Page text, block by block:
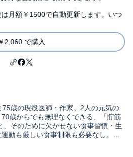
月額￥1500で自動更新します。いつ
2,060 で購入
歳の現役医師・作家。2人の元気の
歳からでも無理なくできる、「貯筋
そのために欠かせない食事習慣・生
動も厳しい食事制限も必要なし。人
脳もスッキリ健康になるコツが詰ま
Ikushima Published in Japan